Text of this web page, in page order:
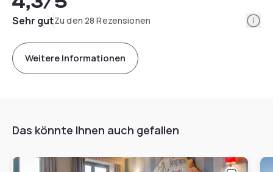
Sehr gutZu den 28 Rezensionen
Weitere Informationen
Das könnte Ihnen auch gefallen